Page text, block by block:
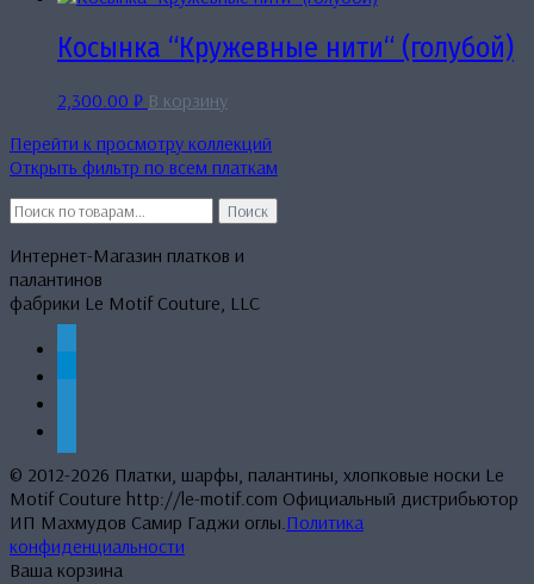
Косынка “Кружевные нити“ (голубой)
2,300.00 ₽ В корзину
Перейти к просмотру коллекций
Открыть фильтр по всем платкам
Искать:
Поиск
Интернет-Магазин платков и
палантинов
фабрики Le Motif Couture, LLC
© 2012-2026 Платки, шарфы, палантины, хлопковые носки Le
Motif Couture http://le-motif.com Официальный дистрибьютор
ИП Махмудов Самир Гаджи оглы.Политика
конфиденциальности
Ваша корзина